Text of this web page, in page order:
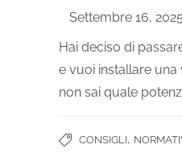
Settembre 16, 2025
Hai deciso di
e vuoi installare
non sai quale
CONSIGLI,